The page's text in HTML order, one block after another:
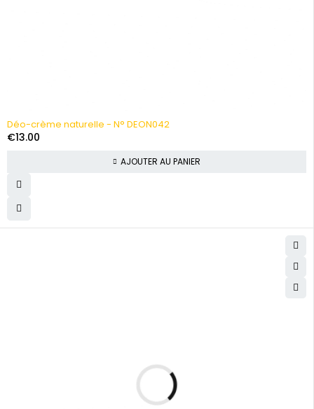
Déo-crème naturelle - N° DEON042
€13.00
AJOUTER AU PANIER